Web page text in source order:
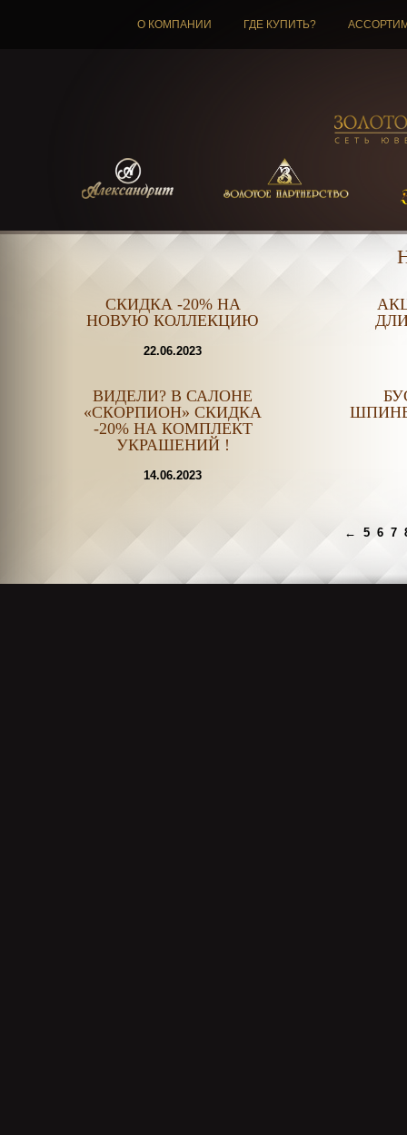
О КОМПАНИИ ГДЕ КУПИТЬ?
СКИДКА -20% НА
НОВУЮ КОЛЛЕКЦИЮ
22.06.2023
ВИДЕЛИ? В САЛОНЕ
«СКОРПИОН» СКИДКА
-20% НА КОМПЛЕКТ
УКРАШЕНИЙ !
14.06.2023
← 5 6 7